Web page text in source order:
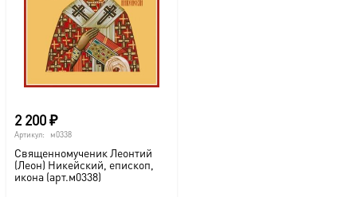
2 200₽
Артикул: м0338
Священномученик Леонтий
(Леон) Никейский, епископ,
икона (арт.м0338)